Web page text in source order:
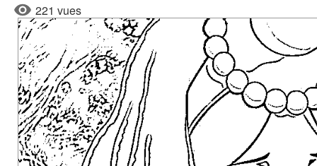
221 vues